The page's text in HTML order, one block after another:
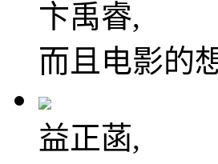
卞禹睿,
而且电影的
益正菡,